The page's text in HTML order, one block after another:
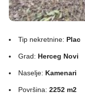
Tip nekretnine: Plac
Grad: Herceg Novi
Naselje: Kamenari
Površina:2252 m2